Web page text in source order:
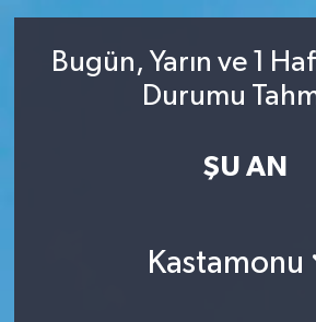
Bugün, Yarın ve 1
Durumu
ŞU AN
Kastamonu
Son Dakika Haberleri